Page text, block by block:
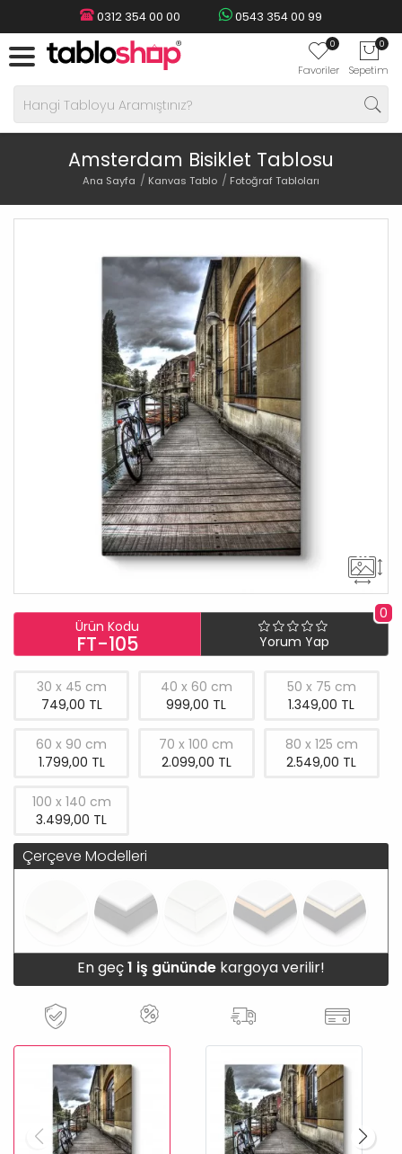
0312 354 00 00 0543 354 00 99
0
Favoriler
0
Sepetim
Amsterdam Bisiklet Tablosu
Ana Sayfa Kanvas Tablo Fotoğraf Tabloları
Ürün Kodu
FT-105
0
Yorum Yap
30 x 45 cm
749,00 TL
40 x 60 cm
999,00 TL
50 x 75 cm
1.349,00 TL
60 x 90 cm
1.799,00 TL
70 x 100 cm
2.099,00 TL
80 x 125 cm
2.549,00 TL
100 x 140 cm
3.499,00 TL
Çerçeve Modelleri
En geç1 iş gününde kargoya verilir!